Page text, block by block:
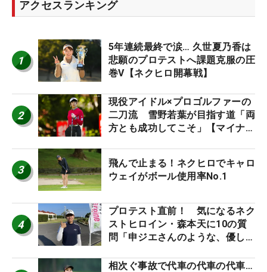
アクセスランキング
1
5年連続最終で涙… 久世夏乃香は
悲願のプロテストへ課題克服の圧
巻V【ネクヒロ開幕戦】
2
現役アイドル×プロゴルファーの
二刀流 雪野若葉が目指す道「両
方とも成功してこそ」【マイナビ
3
飛んで止まる！ネクヒロでキャロ
ウェイがボール使用率No.1
4
プロテスト直前！ 気になるネク
ストヒロイン・森本天に10の質
問「申ジエさんのような、優しく
になりたいです」
相次ぐ事故で代車の代車の代車…